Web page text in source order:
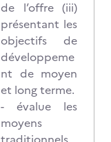
de l’offre (iii)
présentant les
objectifs de
développeme
nt de moyen
et long terme.
- évalue les
moyens